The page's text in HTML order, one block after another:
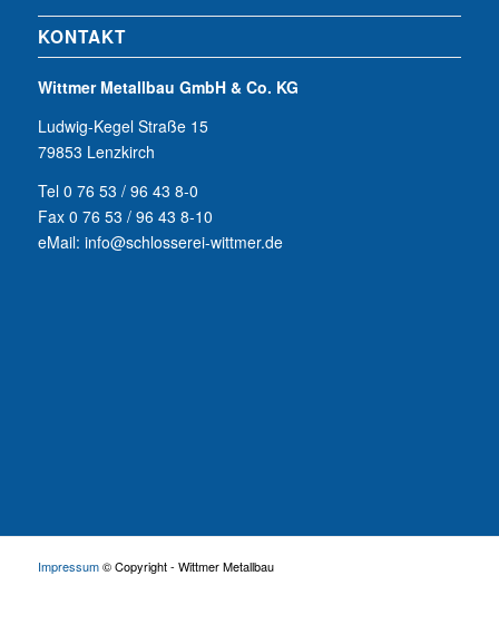
KONTAKT
Wittmer Metallbau GmbH & Co. KG
Ludwig-Kegel Straße 15
79853 Lenzkirch
Tel 0 76 53 / 96 43 8-0
Fax 0 76 53 / 96 43 8-10
eMail: info@schlosserei-wittmer.de
Impressum© Copyright - Wittmer Metallbau